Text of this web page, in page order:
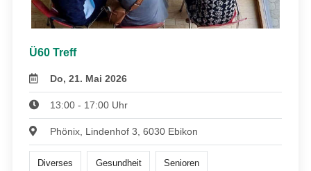
Ü60 Treff
Do, 21. Mai 2026
13:00 - 17:00 Uhr
Phönix, Lindenhof 3, 6030 Ebikon
Diverses Gesundheit Senioren